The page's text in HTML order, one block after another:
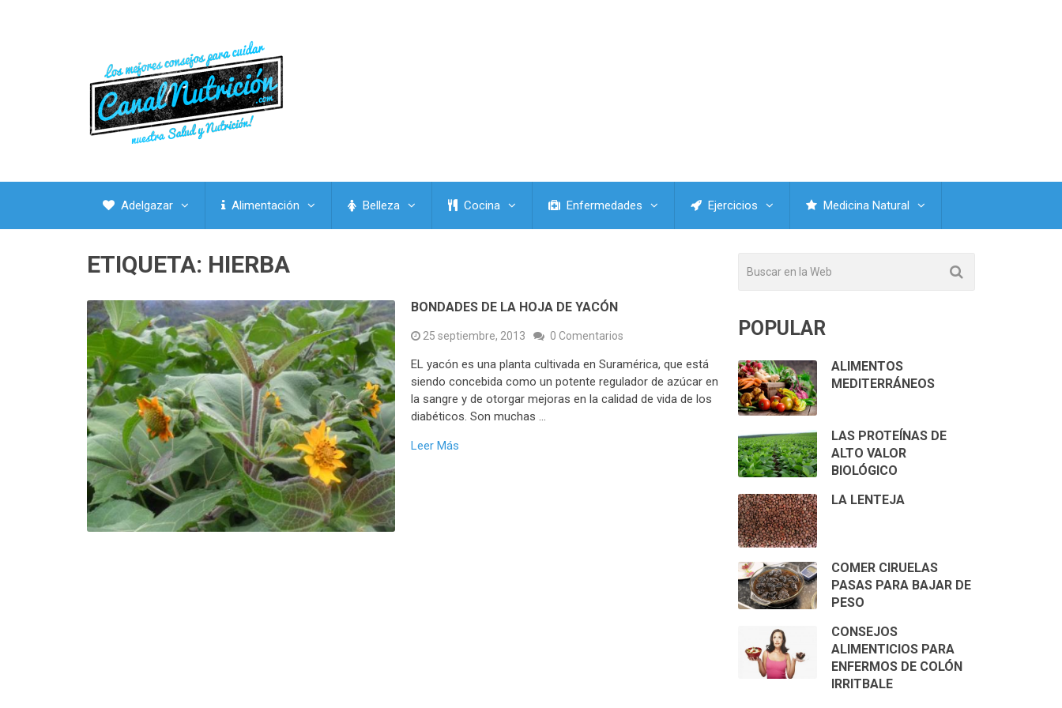
Adelgazar Alimentación Belleza Cocina Enfermedades Ejercicios Medicina Natural
ETIQUETA: HIERBA
BONDADES DE LA HOJA DE YACÓN
25 septiembre, 2013 0 Comentarios
EL yacón es una planta cultivada en Suramérica, que está
siendo concebida como un potente regulador de azúcar en
la sangre y de otorgar mejoras en la calidad de vida de los
diabéticos. Son muchas …
Leer Más
POPULAR
ALIMENTOS
MEDITERRÁNEOS
LAS PROTEÍNAS DE
ALTO VALOR
BIOLÓGICO
LA LENTEJA
COMER CIRUELAS
PASAS PARA BAJAR DE
PESO
CONSEJOS
ALIMENTICIOS PARA
ENFERMOS DE COLÓN
IRRITBALE